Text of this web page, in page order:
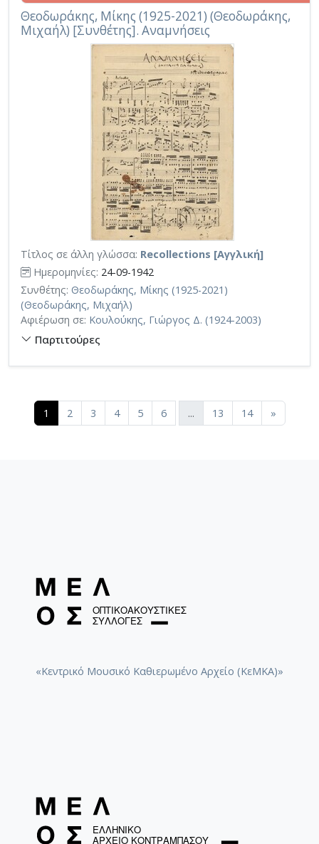
Θεοδωράκης, Μίκης (1925-2021) (Θεοδωράκης,
Μιχαήλ) [Συνθέτης]. Αναμνήσεις
Τίτλος σε άλλη γλώσσα: Recollections [Αγγλική]
Ημερομηνίες: 24-09-1942
Συνθέτης: Θεοδωράκης, Μίκης (1925-2021)
(Θεοδωράκης, Μιχαήλ)
Αφιέρωση σε: Κουλούκης, Γιώργος Δ. (1924-2003)
Παρτιτούρες
1 (current)
2 3 4 5 6 ... 13 14 »
«Κεντρικό Μουσικό Καθιερωμένο Αρχείο (ΚεΜΚΑ)»